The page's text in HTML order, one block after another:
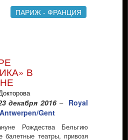
ПАРИЖ - ФРАНЦИЯ
В
декабря 2016 – Royal
Gent
Рождества Бельгию
балетные театры, привозя